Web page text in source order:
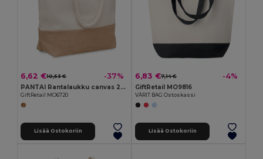
6,62 €10,53 € -37%
PANTAI Rantalaukku canvas 280 gr/m²
GiftRetail MO6720
Lisää Ostokoriin
6,83 €7,14 € -4%
GiftRetail MO9816
VÄRIT BAG Ostoskassi
Lisää Ostokoriin